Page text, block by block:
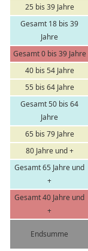
25 bis 39 Jahre
Gesamt 18 bis 39
Jahre
Gesamt 0 bis 39 Jahre
40 bis 54 Jahre
55 bis 64 Jahre
Gesamt 50 bis 64
Jahre
65 bis 79 Jahre
80 Jahre und +
Gesamt 65 Jahre und
+
Gesamt 40 Jahre und
+
Endsumme